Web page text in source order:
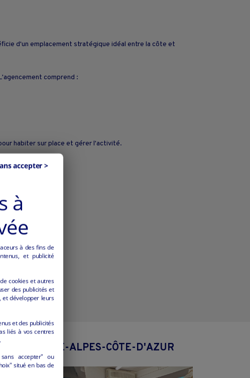
d'un emplacement stratégique idéal entre la côte et
comprend :
habiter sur place et gérer l'activité.
PROVENCE-ALPES-CÔTE-D'AZUR
à
à des fins de
et publicité
cookies et autres
des publicités et
et développer leurs
et des publicités
liés à vos centres
accepter" ou
situé en bas de
accepter >